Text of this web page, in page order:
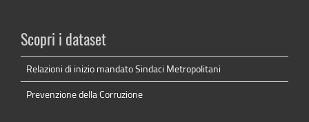
Scopri i dataset
Relazioni di inizio mandato Sindaci Metropolitani
Prevenzione della Corruzione